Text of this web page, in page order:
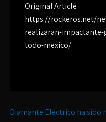
Original Article
https://rockeros.net/
realizaran-
todo-mexico/
Post
Diamante Eléctrico ha sido